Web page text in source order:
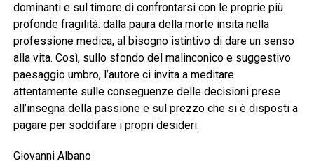
dominanti e sul timore di confrontarsi con le proprie più
profonde fragilità: dalla paura della morte insita nella
professione medica, al bisogno istintivo di dare un senso
alla vita. Così, sullo sfondo del malinconico e suggestivo
paesaggio umbro, l’autore ci invita a meditare
attentamente sulle conseguenze delle decisioni prese
all’insegna della passione e sul prezzo che si è disposti a
pagare per soddifare i propri desideri.
Giovanni Albano